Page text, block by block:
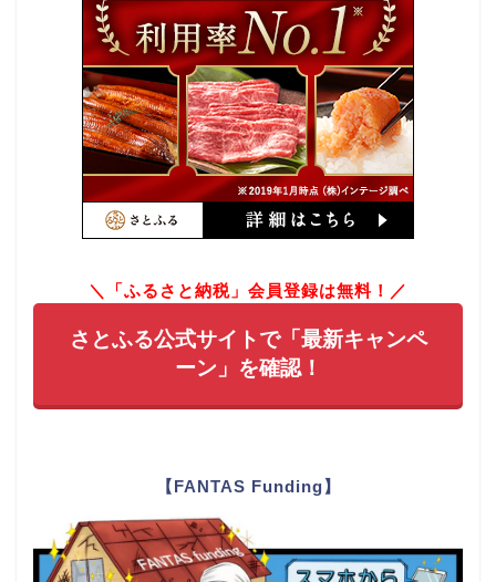
＼「ふるさと納税」会員登録は無料！／
さとふる公式サイトで「最新キャンペ
ーン」を確認！
【FANTAS Funding】